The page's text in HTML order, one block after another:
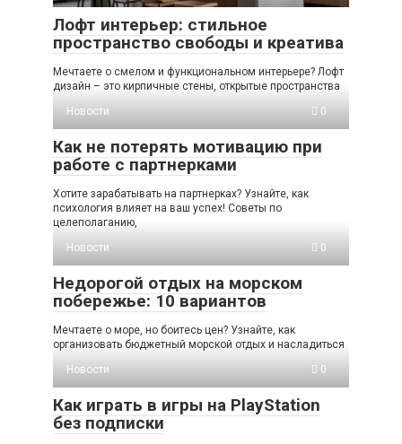
Лофт интерьер: стильное
пространство свободы и креатива
Мечтаете о смелом и функциональном интерьере? Лофт
дизайн – это кирпичные стены, открытые пространства
Новости
0
Как не потерять мотивацию при
работе с партнерками
Хотите зарабатывать на партнерках? Узнайте, как
психология влияет на ваш успех! Советы по
целеполаганию,
Новости
0
Недорогой отдых на морском
побережье: 10 вариантов
Мечтаете о море, но боитесь цен? Узнайте, как
организовать бюджетный морской отдых и насладиться
Новости
0
Как играть в игры на PlayStation
без подписки